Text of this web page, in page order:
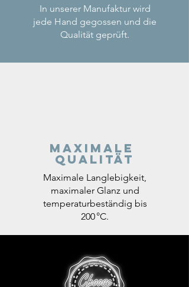
In unserer Manufaktur wird
jede Hand gegossen und die
Qualität geprüft.
Maximale
Qualität
Maximale Langlebigkeit,
maximaler Glanz und
temperaturbeständig bis
200 °C.